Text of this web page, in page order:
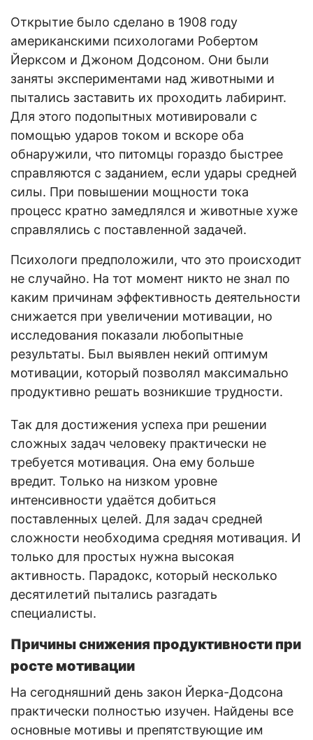
Открытие было сделано в 1908 году
американскими психологами Робертом
Йерксом и Джоном Додсоном. Они были
заняты экспериментами над животными и
пытались заставить их проходить лабиринт.
Для этого подопытных мотивировали с
помощью ударов током и вскоре оба
обнаружили, что питомцы гораздо быстрее
справляются с заданием, если удары средней
силы. При повышении мощности тока
процесс кратно замедлялся и животные хуже
справлялись с поставленной задачей.
Психологи предположили, что это происходит
не случайно. На тот момент никто не знал по
каким причинам эффективность деятельности
снижается при увеличении мотивации, но
исследования показали любопытные
результаты. Был выявлен некий оптимум
мотивации, который позволял максимально
продуктивно решать возникшие трудности.
Так для достижения успеха при решении
сложных задач человеку практически не
требуется мотивация. Она ему больше
вредит. Только на низком уровне
интенсивности удаётся добиться
поставленных целей. Для задач средней
сложности необходима средняя мотивация. И
только для простых нужна высокая
активность. Парадокс, который несколько
десятилетий пытались разгадать
специалисты.
Причины снижения продуктивности при
росте мотивации
На сегодняшний день закон Йерка-Додсона
практически полностью изучен. Найдены все
основные мотивы и препятствующие им